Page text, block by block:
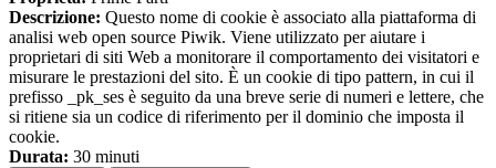
Descrizione: Questo nome di cookie è associato alla piattaforma di
analisi web open source Piwik. Viene utilizzato per aiutare i
proprietari di siti Web a monitorare il comportamento dei visitatori e
misurare le prestazioni del sito. È un cookie di tipo pattern, in cui il
prefisso _pk_ses è seguito da una breve serie di numeri e lettere, che
si ritiene sia un codice di riferimento per il dominio che imposta il
cookie.
Durata: 30 minuti